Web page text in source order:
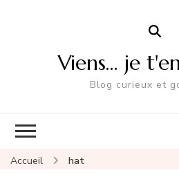
Viens… je
Blog curieux et
Accueil hat